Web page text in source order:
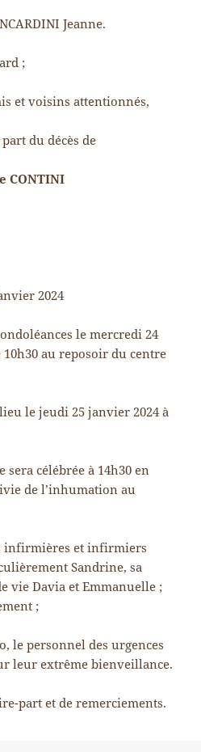
Jeanne.
;
et voisins attentionnés,
du décès de
CONTINI
2024
le mercredi 24
au reposoir du centre
le jeudi 25 janvier 2024 à
célébrée à 14h30 en
de l’inhumation au
infirmières et infirmiers
Sandrine, sa
vie Davia et Emmanuelle ;
;
le personnel des urgences
leur extrême bienveillance.
part et de remerciements.